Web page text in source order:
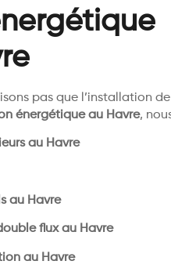
pas que l’installation
énergétique au Havre,
au Havre
au Havre
flux au Havre
au Havre